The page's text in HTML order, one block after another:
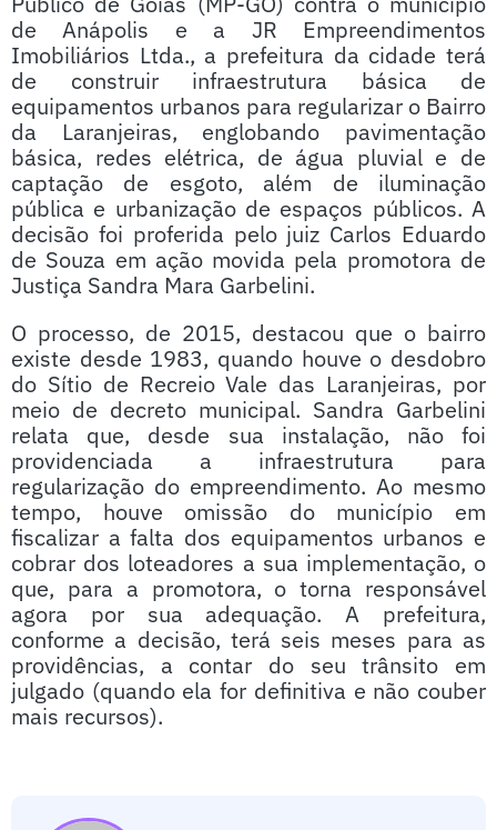
de Anápolis e a JR Empreendimentos
Imobiliários Ltda., a prefeitura da cidade terá
de construir infraestrutura básica de
equipamentos urbanos para regularizar o Bairro
da Laranjeiras, englobando pavimentação
básica, redes elétrica, de água pluvial e de
captação de esgoto, além de iluminação
pública e urbanização de espaços públicos. A
decisão foi proferida pelo juiz Carlos Eduardo
de Souza em ação movida pela promotora de
Justiça Sandra Mara Garbelini.
O processo, de 2015, destacou que o bairro
existe desde 1983, quando houve o desdobro
do Sítio de Recreio Vale das Laranjeiras, por
meio de decreto municipal. Sandra Garbelini
relata que, desde sua instalação, não foi
providenciada a infraestrutura para
regularização do empreendimento. Ao mesmo
tempo, houve omissão do município em
fiscalizar a falta dos equipamentos urbanos e
cobrar dos loteadores a sua implementação, o
que, para a promotora, o torna responsável
agora por sua adequação. A prefeitura,
conforme a decisão, terá seis meses para as
providências, a contar do seu trânsito em
julgado (quando ela for definitiva e não couber
mais recursos).